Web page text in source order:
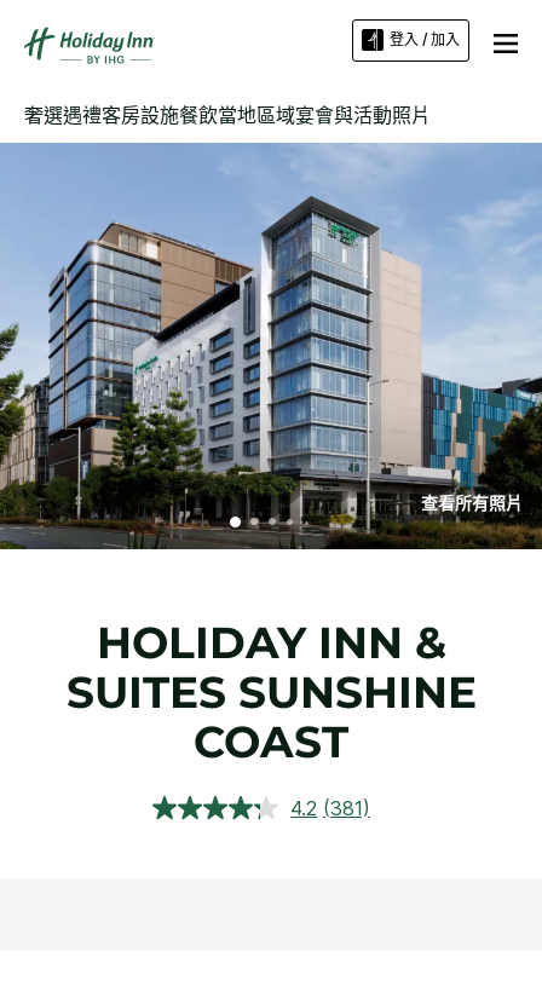
登入 / 加入
奢選遇禮客房設施餐飲當地區域宴會與活動照片
查看所有照片
HOLIDAY INN &
SUITES SUNSHINE
COAST
4.2 閱
(381)